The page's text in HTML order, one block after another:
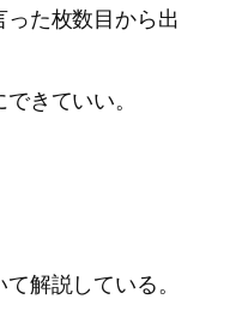
た枚数目から出
きていい。
解説している。